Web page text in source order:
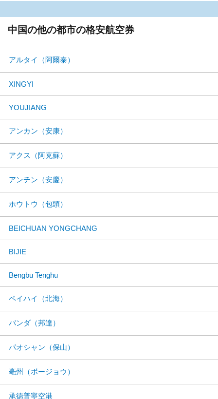
中国の他の都市の格安航空券
アルタイ（阿爾泰）
XINGYI
YOUJIANG
アンカン（安康）
アクス（阿克蘇）
アンチン（安慶）
ホウトウ（包頭）
BEICHUAN YONGCHANG
BIJIE
Bengbu Tenghu
ペイハイ（北海）
バンダ（邦達）
パオシャン（保山）
亳州（ボージョウ）
承徳普寧空港